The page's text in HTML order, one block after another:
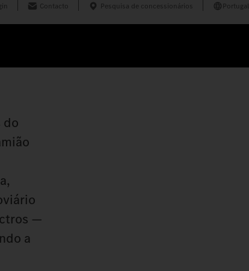
Contacto Pesquisa de concessionários Portugal
do
—
a